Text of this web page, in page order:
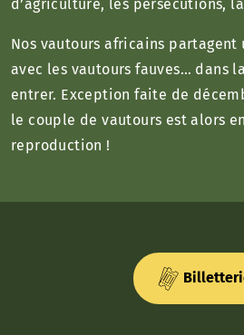
d’agriculture, les persécutions,
Nos vautours africains partagent
avec les vautours fauves… dans
entrer. Exception faite de
le couple de vautours est alors
reproduction !